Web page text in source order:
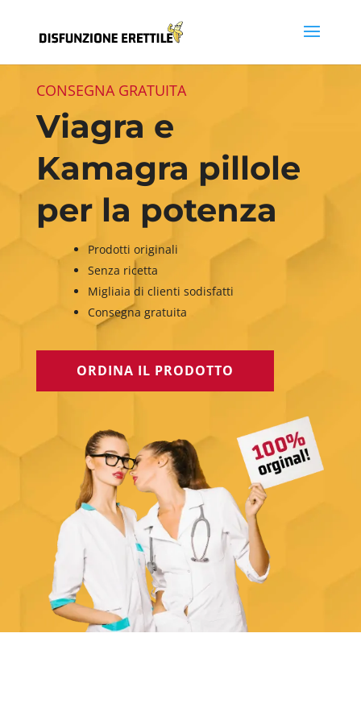
CONSEGNA GRATUITA
Viagra e
Kamagra pillole
per la potenza
Prodotti originali
Senza ricetta
Migliaia di clienti sodisfatti
Consegna gratuita
ORDINA IL PRODOTTO